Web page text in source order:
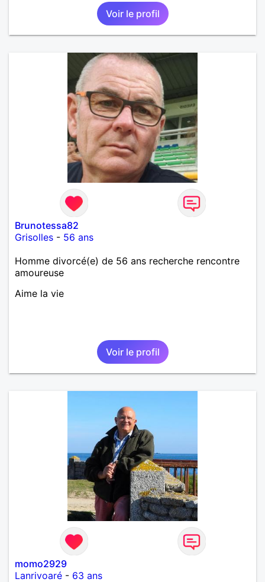
Voir le profil
Brunotessa82
Grisolles - 56 ans
Homme divorcé(e) de 56 ans recherche rencontre
amoureuse
Aime la vie
Voir le profil
momo2929
Lanrivoaré - 63 ans